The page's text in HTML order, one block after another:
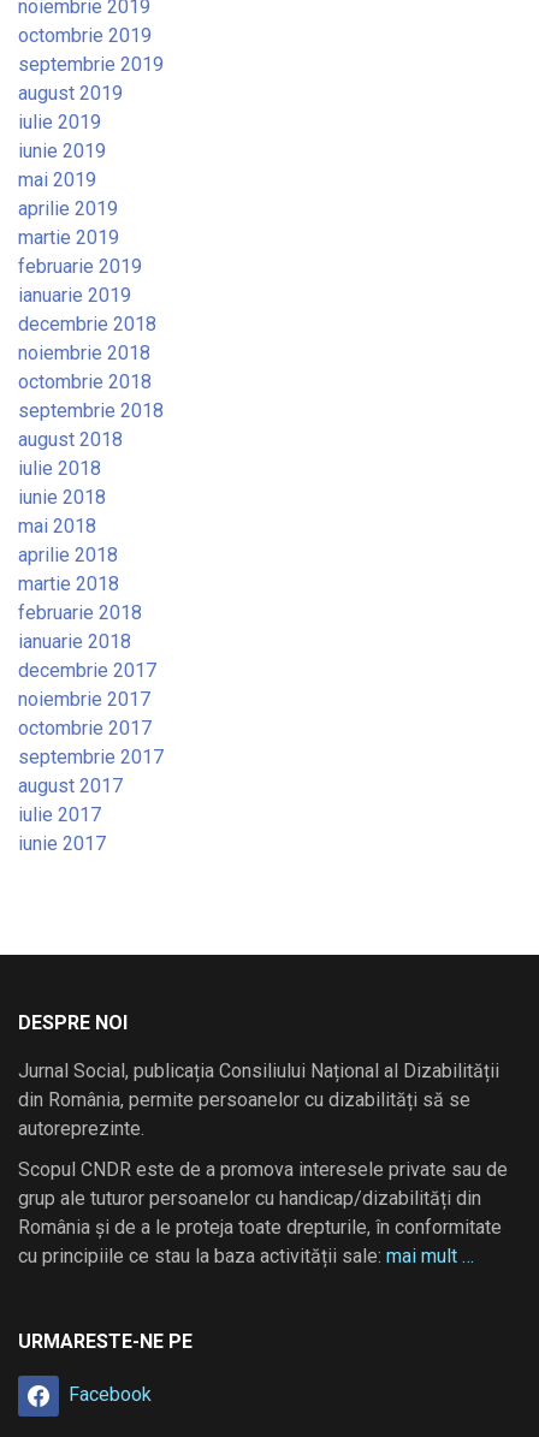
noiembrie 2019
octombrie 2019
septembrie 2019
august 2019
iulie 2019
iunie 2019
mai 2019
aprilie 2019
martie 2019
februarie 2019
ianuarie 2019
decembrie 2018
noiembrie 2018
octombrie 2018
septembrie 2018
august 2018
iulie 2018
iunie 2018
mai 2018
aprilie 2018
martie 2018
februarie 2018
ianuarie 2018
decembrie 2017
noiembrie 2017
octombrie 2017
septembrie 2017
august 2017
iulie 2017
iunie 2017
DESPRE NOI
Jurnal Social, publicația Consiliului Național al Dizabilității
din România, permite persoanelor cu dizabilități să se
autoreprezinte.
Scopul CNDR este de a promova interesele private sau de
grup ale tuturor persoanelor cu handicap/dizabilități din
România și de a le proteja toate drepturile, în conformitate
cu principiile ce stau la baza activității sale: mai mult …
URMARESTE-NE PE
Facebook